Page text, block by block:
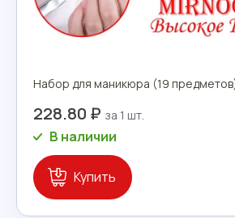
Набор для маникюра (19
228.80 ₽
В наличии
Купить